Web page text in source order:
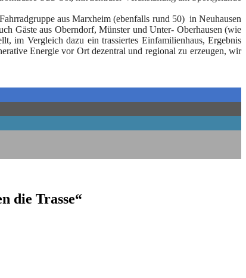
aus Marx­heim (eben­falls rund 50) in Neu­hau­sen
Gäs­te aus Obern­dorf, Müns­ter und Unter- Ober­hau­sen (wie
im Ver­gleich dazu ein tras­sier­tes Ein­fa­mi­li­en­haus, Ergeb­nis
Ener­gie vor Ort dezen­tral und regio­nal zu erzeu­gen, wir
die Trasse“